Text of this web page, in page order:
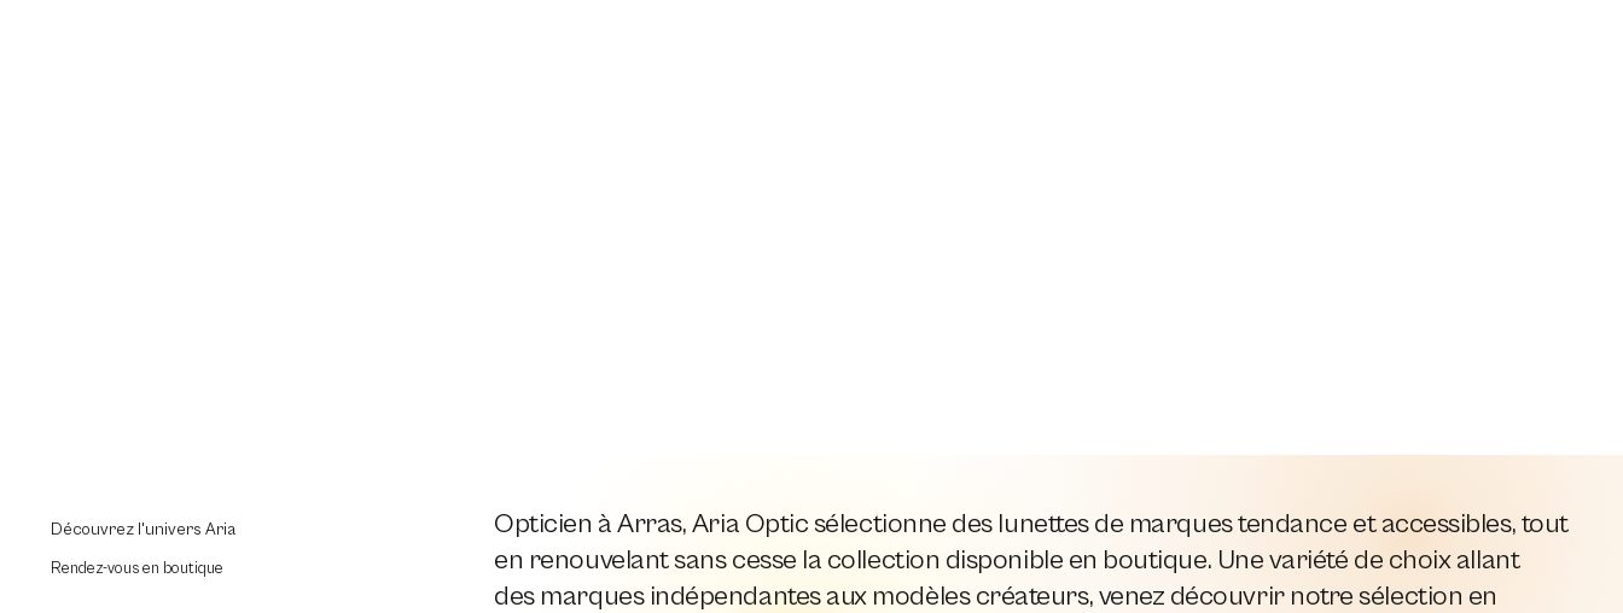
Rendez-vous en boutique
Découvrez l'univers Aria
Opticien à Arras, Aria Optic sélectionne des lunettes de marques tendance et accessibles, tout
en renouvelant sans cesse la collection disponible en boutique. Une variété de choix allant
des marques indépendantes aux modèles créateurs, venez découvrir notre sélection en